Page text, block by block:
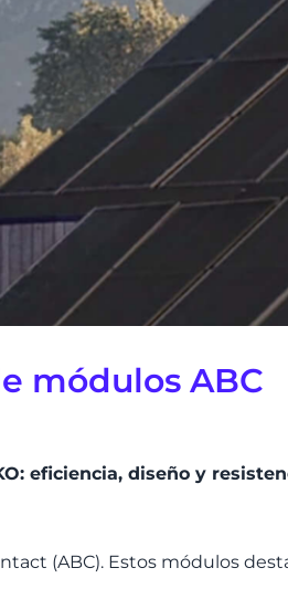
módulos ABC
eficiencia, diseño y
(ABC). Estos módulos